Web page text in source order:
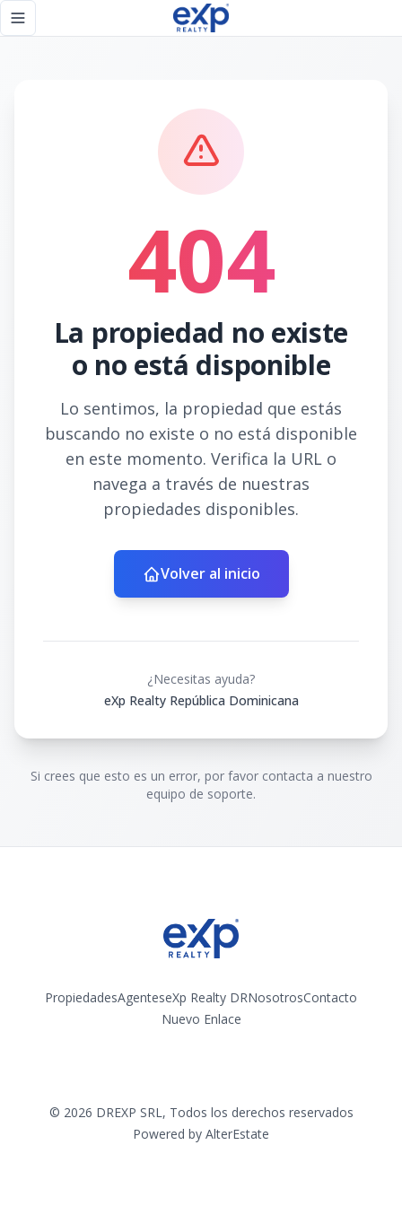
Toggle navigation menu
404
La propiedad no existe
o no está disponible
Lo sentimos, la propiedad que estás
buscando no existe o no está disponible
en este momento. Verifica la URL o
navega a través de nuestras
propiedades disponibles.
Volver al inicio
¿Necesitas ayuda?
eXp Realty República Dominicana
Si crees que esto es un error, por favor contacta a nuestro
equipo de soporte.
PropiedadesAgenteseXp Realty DRNosotrosContacto
Nuevo Enlace
© 2026 DREXP SRL, Todos los derechos reservados
Powered by AlterEstate
Página no encontrada - eXp Realty República Dominicana